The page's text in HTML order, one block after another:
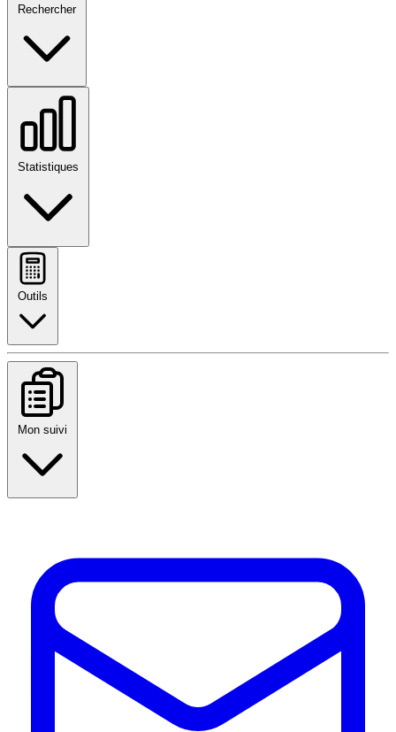
Rechercher
Statistiques
Outils
Mon suivi